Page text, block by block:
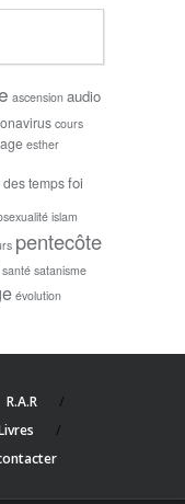
ascension audio
cours
esther
des tempsfoi
islam
pentecôte
santé satanisme
évolution
R.A.R